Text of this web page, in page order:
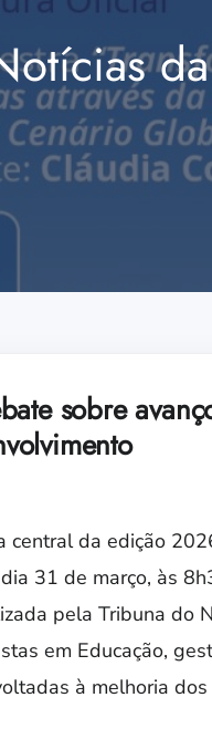
sobre
central da edição
31 de março, às
pela Tribuna do
em Educação,
à melhoria